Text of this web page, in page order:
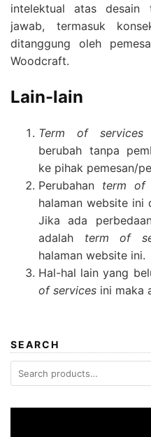
intelektual atas desain
jawab, termasuk
ditanggung oleh
Woodcraft.
Lain-lain
Term of services
berubah tanpa
ke pihak pemesan/
Perubahan term of
halaman website ini
Jika ada
adalah term of
halaman website ini.
Hal-hal lain yang
of services ini maka
SEARCH
for: